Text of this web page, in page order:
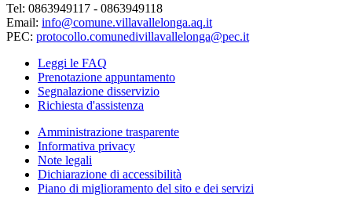
Tel: 0863949117 - 0863949118
Email: info@comune.villavallelonga.aq.it
PEC: protocollo.comunedivillavallelonga@pec.it
Leggi le FAQ
Prenotazione appuntamento
Segnalazione disservizio
Richiesta d'assistenza
Amministrazione trasparente
Informativa privacy
Note legali
Dichiarazione di accessibilità
Piano di miglioramento del sito e dei servizi